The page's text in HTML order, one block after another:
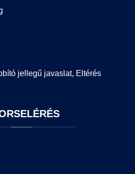
jellegű javaslat, Eltérés